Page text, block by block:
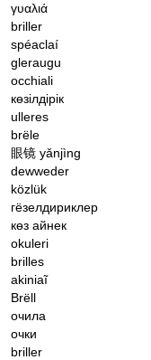
γυαλιά
briller
spéaclaí
gleraugu
occhiali
көзілдірік
ulleres
brële
眼镜yǎnjìng
dewweder
közlük
гёзелдириклер
көз айнек
okuleri
brilles
akiniaĩ
Brëll
очила
очки
briller